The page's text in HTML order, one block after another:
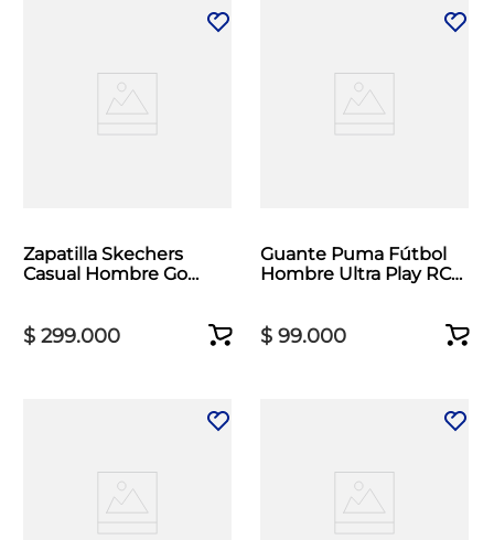
Zapatilla Skechers
Casual Hombre Go
$ 299.000
Guante Puma Fútbol
Hombre Ultra Play RC
$ 99.000